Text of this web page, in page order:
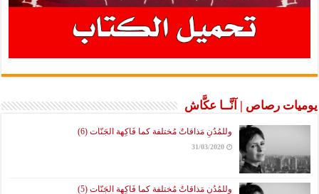
رصاص | آنَّــا عكَّاش
وللمُدُنِ مَذاقاتٌ مُختلفة كما فَاكِهة الجَنّات (6)
31/03/2020
وللمُدُنِ مَذاقاتٌ مُختلفة كما فَاكِهة الجَنّات (5)